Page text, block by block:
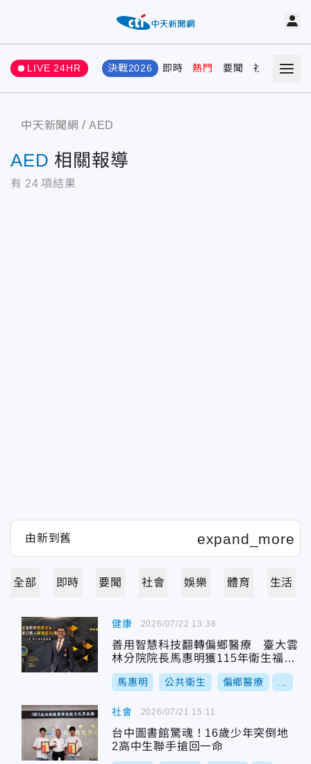
LIVE 24HR 決戰2026 即時 熱門 要聞 社會 娛樂
中天新聞網 AED
AED 相關報導
有 24 項結果
全部 即時 要聞 社會 娛樂 體育 生活
健康
善用智慧科技翻轉偏鄉醫療 臺大雲
林分院院長馬惠明獲115年衛生福利
專業獎章
馬惠明 公共衛生 偏鄉醫療
2026/07/22 13:38
社會
台中圖書館驚魂！16歲少年突倒地
2高中生聯手搶回一命
2026/07/21 15:11